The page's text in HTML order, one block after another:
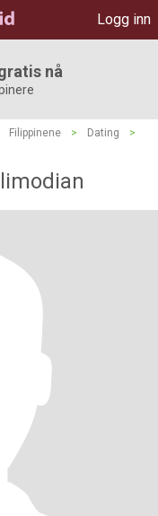
Logg inn
nå
Filippinene > Dating
>